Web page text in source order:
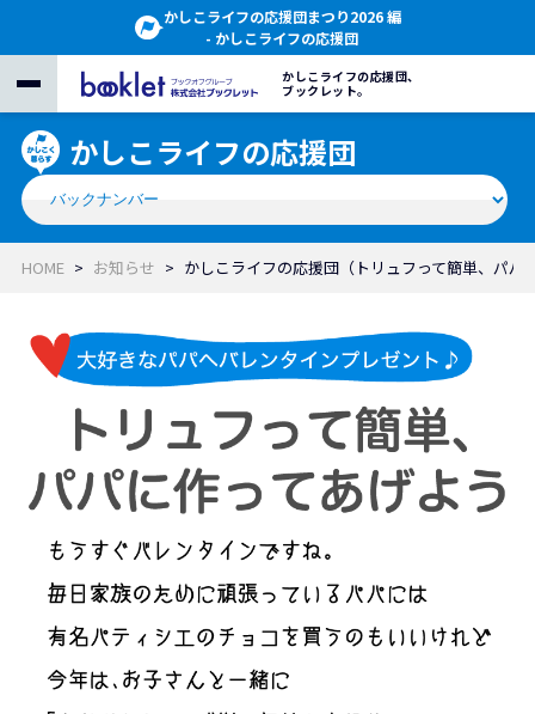
かしこライフの応援団まつり2026 編
- かしこライフの応援団
かしこライフの応援団、
ブックレット。
かしこライフの応援団
HOME お知らせ かしこライフの応援団（トリュフって簡単、パ